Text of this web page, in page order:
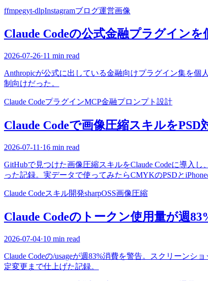
ffmpegyt-dlpInstagramブログ運営画像
Claude Codeの公式金融プラグイン
2026-07-26·11 min read
Anthropicが公式に出している金融向けプラグイン集を
制向けだった。
Claude CodeプラグインMCP金融プロンプト設計
Claude Codeで画像圧縮スキルを
2026-07-11 ·16 min read
GitHubで見つけた画像圧縮スキルをClaude Codeに導入
った記録。実データで使ってみたらCMYKのPSDと
Claude Codeスキル開発sharpOSS画像圧縮
Claude Codeのトークン使用量が週
2026-07-04·10 min read
Claude Codeの/usageが週83%消費を警告。スクリーン
定変更まで仕上げた記録。